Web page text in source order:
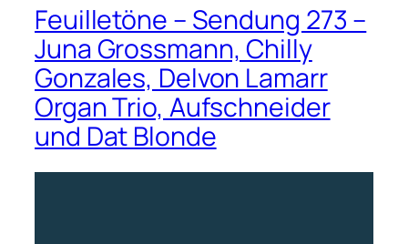
Feuilletöne – Sendung 273 –
Juna Grossmann, Chilly
Gonzales, Delvon Lamarr
Organ Trio, Aufschneider
und Dat Blonde